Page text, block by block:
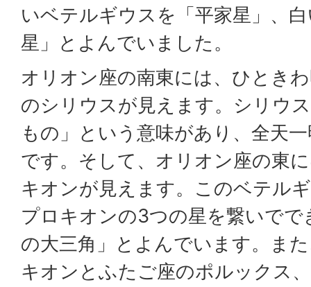
いベテルギウスを「平家星」、
星」とよんでいました。
オリオン座の南東には、ひとき
のシリウスが見えます。シリウ
もの」という意味があり、全天
です。そして、オリオン座の東
キオンが見えます。このベテル
プロキオンの3つの星を繋いでで
の大三角」とよんでいます。ま
キオンとふたご座のポルックス